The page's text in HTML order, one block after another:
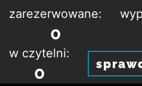
zarezerwowane:
0
w czytelni:
0